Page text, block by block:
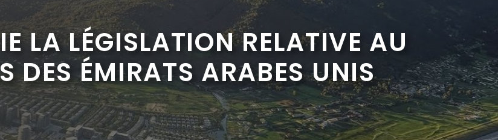
LA LÉGISLATION RELATIVE AU
DES ÉMIRATS ARABES UNIS